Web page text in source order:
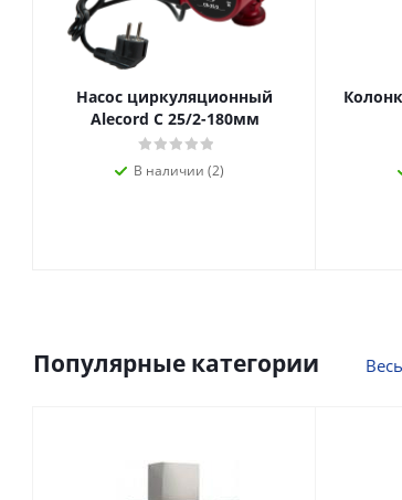
Насос циркуляционный
Alecord C 25/2-180мм
В наличии (2)
Популярные категории